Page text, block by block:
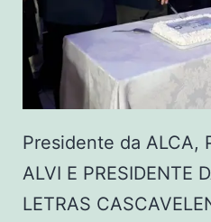
Presidente da ALCA,
ALVI E PRESIDENTE
LETRAS